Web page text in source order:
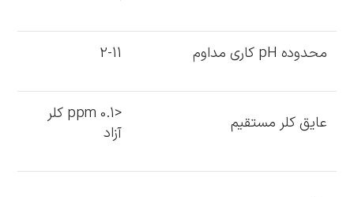
محدوده pH کاری مداوم 2-11
عایق کلر مستقیم
<0.1 ppm کلر
آزاد